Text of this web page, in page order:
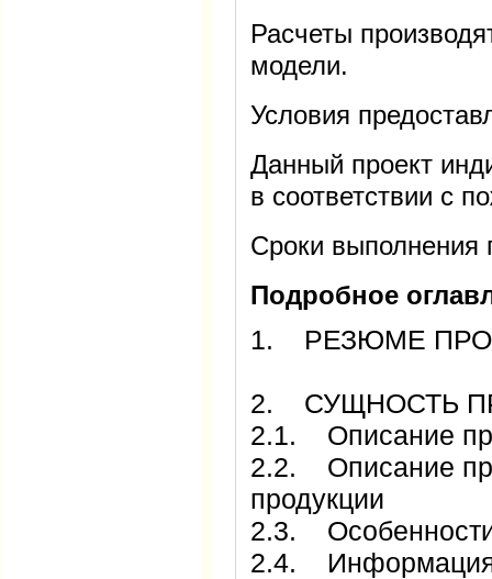
Расчеты
модели.
Условия
Данный проект
в соответствии с
Сроки выполнения
Подробное
1. РЕЗЮМЕ
2. СУЩНОСТЬ
2.1. Описание
2.2. Описание
продукции
2.3. Особенности
2.4. Информация